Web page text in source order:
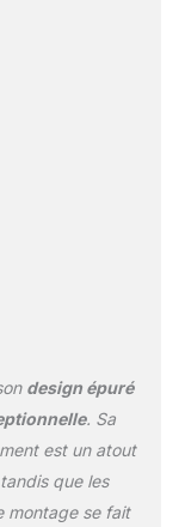
range en
ou se
canapés
une facilité
offrant
de
90 %
tapis
pliable
et
avons
du
réduisant
niveaux
design épuré
. Sa
est un atout
que les
montage se fait